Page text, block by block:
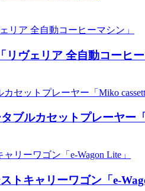
ヴェリア 全自動コーヒー
ブルカセットプレーヤー「
トキャリーワゴン「​​e-